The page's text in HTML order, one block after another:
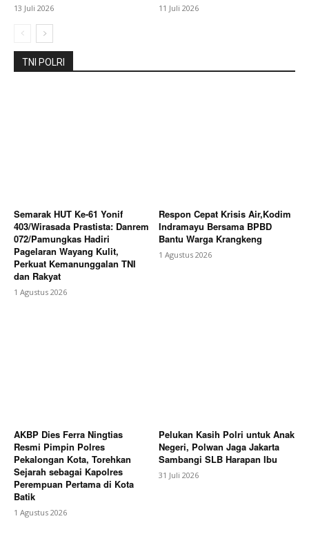
13 Juli 2026 11 Juli 2026
TNI POLRI
Semarak HUT Ke-61 Yonif
403/Wirasada Prastista: Danrem
072/Pamungkas Hadiri
Pagelaran Wayang Kulit,
Perkuat Kemanunggalan TNI
dan Rakyat
1 Agustus 2026
Respon Cepat Krisis Air,Kodim
Indramayu Bersama BPBD
Bantu Warga Krangkeng
1 Agustus 2026
AKBP Dies Ferra Ningtias
Resmi Pimpin Polres
Pekalongan Kota, Torehkan
Sejarah sebagai Kapolres
Perempuan Pertama di Kota
Batik
1 Agustus 2026
Pelukan Kasih Polri untuk Anak
Negeri, Polwan Jaga Jakarta
Sambangi SLB Harapan Ibu
31 Juli 2026